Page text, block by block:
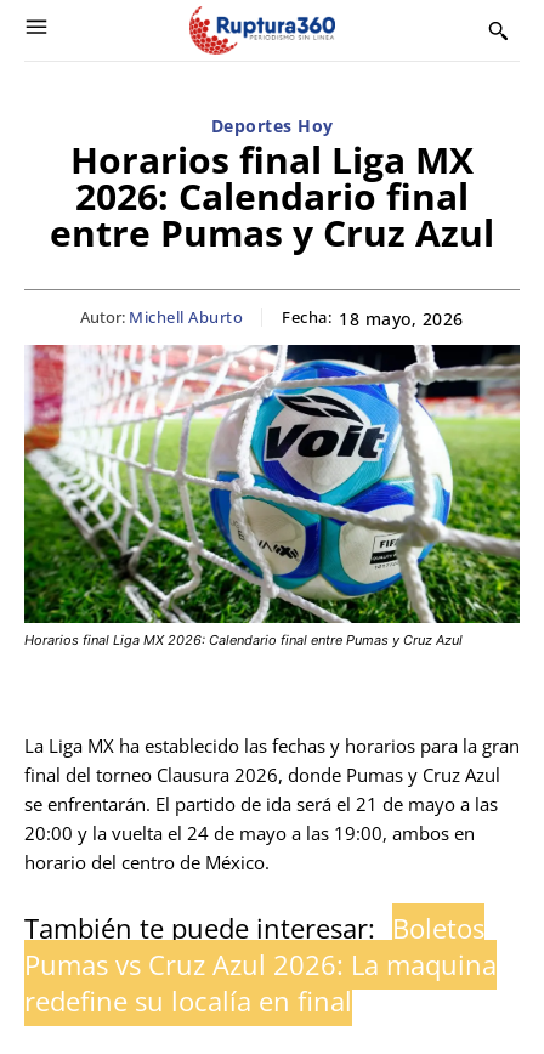
Deportes Hoy
Horarios final Liga MX
2026: Calendario final
entre Pumas y Cruz Azul
Autor: Michell Aburto Fecha: 18 mayo, 2026
Horarios final Liga MX 2026: Calendario final entre Pumas y Cruz Azul
La Liga MX ha establecido las fechas y horarios para la gran
final del torneo Clausura 2026, donde Pumas y Cruz Azul
se enfrentarán. El partido de ida será el 21 de mayo a las
20:00 y la vuelta el 24 de mayo a las 19:00, ambos en
horario del centro de México.
También te puede interesar: Boletos
Pumas vs Cruz Azul 2026: La maquina
redefine su localía en final